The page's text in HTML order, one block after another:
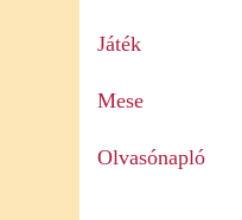
Játék
Mese
Olvasónapló